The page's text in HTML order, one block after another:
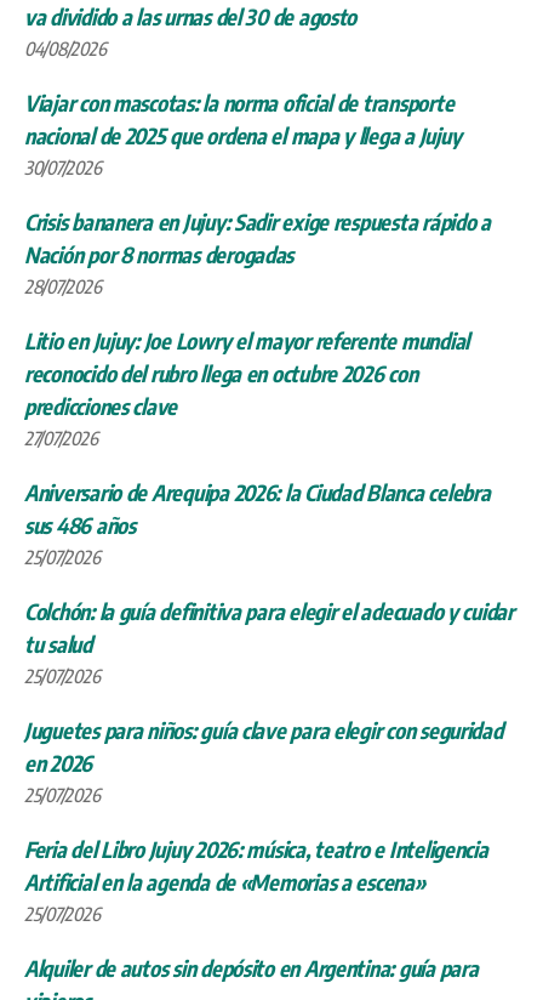
va dividido a las urnas del 30 de agosto
04/08/2026
Viajar con mascotas: la norma oficial de transporte
nacional de 2025 que ordena el mapa y llega a Jujuy
30/07/2026
Crisis bananera en Jujuy: Sadir exige respuesta rápido a
Nación por 8 normas derogadas
28/07/2026
Litio en Jujuy: Joe Lowry el mayor referente mundial
reconocido del rubro llega en octubre 2026 con
predicciones clave
27/07/2026
Aniversario de Arequipa 2026: la Ciudad Blanca celebra
sus 486 años
25/07/2026
Colchón: la guía definitiva para elegir el adecuado y cuidar
tu salud
25/07/2026
Juguetes para niños: guía clave para elegir con seguridad
en 2026
25/07/2026
Feria del Libro Jujuy 2026: música, teatro e Inteligencia
Artificial en la agenda de «Memorias a escena»
25/07/2026
Alquiler de autos sin depósito en Argentina: guía para